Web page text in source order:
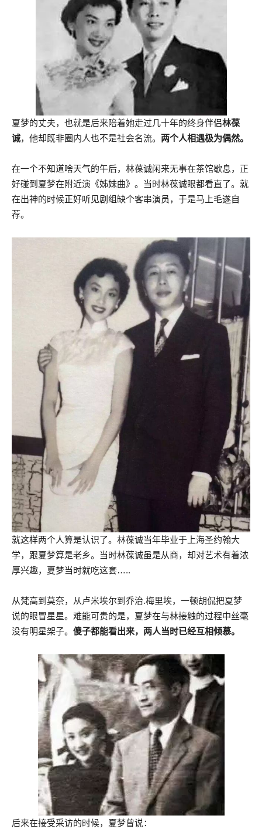
夏梦的丈夫，也就是后来陪着她走过几十年的终身伴侣林葆
诚，他却既非圈内人也不是社会名流。 两个人相遇极为偶然。
在一个不知道啥天气的午后，林葆诚闲来无事在茶馆歇息，正
好碰到夏梦在附近演《姊妹曲》。当时林葆诚眼都看直了。就
在出神的时候正好听见剧组缺个客串演员，于是马上毛遂自
荐。
就这样两个人算是认识了。林葆诚当年毕业于上海圣约翰大
学，跟夏梦算是老乡。当时林葆诚虽是从商，却对艺术有着浓
厚兴趣，夏梦当时就吃这套…..
从梵高到莫奈，从卢米埃尔到乔治.梅里埃，一顿胡侃把夏梦
说的眼冒星星。难能可贵的是，夏梦在与林接触的过程中丝毫
没有明星架子。 傻子都能看出来，两人当时已经互相倾慕。
后来在接受采访的时候，夏梦曾说：